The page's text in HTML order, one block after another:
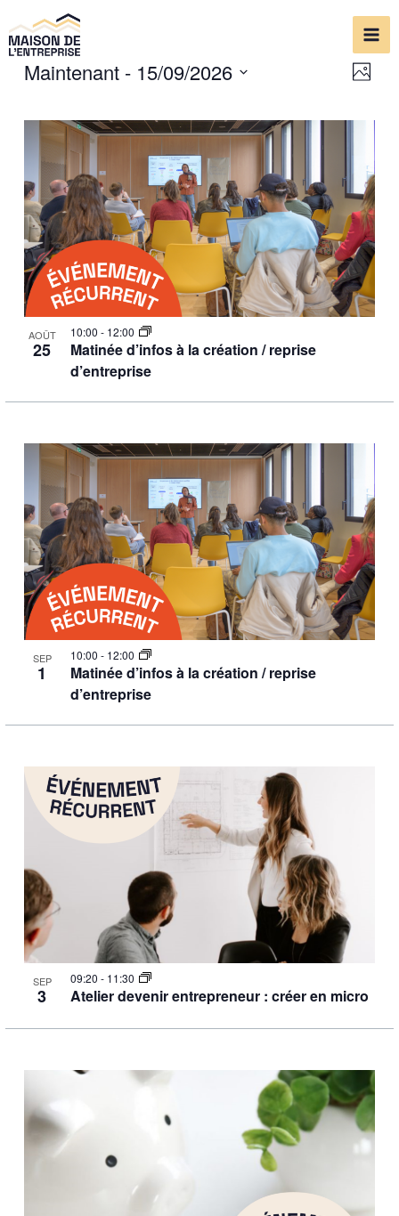
au
contenu
Photo
Maintenant - 15/09/2026
date.
AOÛT
25
10:00- 12:00
Matinée d’infos à la création / reprise
d’entreprise
SEP
1
10:00- 12:00
Matinée d’infos à la création / reprise
d’entreprise
SEP
3
09:20- 11:30
Atelier devenir entrepreneur : créer en micro